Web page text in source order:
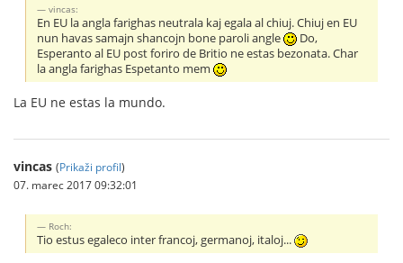
vincas:
En EU la angla farighas neutrala kaj egala al chiuj. Chiuj en EU
nun havas samajn shancojn bone paroli angle
Do,
Esperanto al EU post foriro de Britio ne estas bezonata. Char
la angla farighas Espetanto mem
La EU ne estas la mundo.
vincas (Prikaži profil)
07. marec 2017 09:32:01
Roch:
Tio estus egaleco inter francoj, germanoj, italoj...